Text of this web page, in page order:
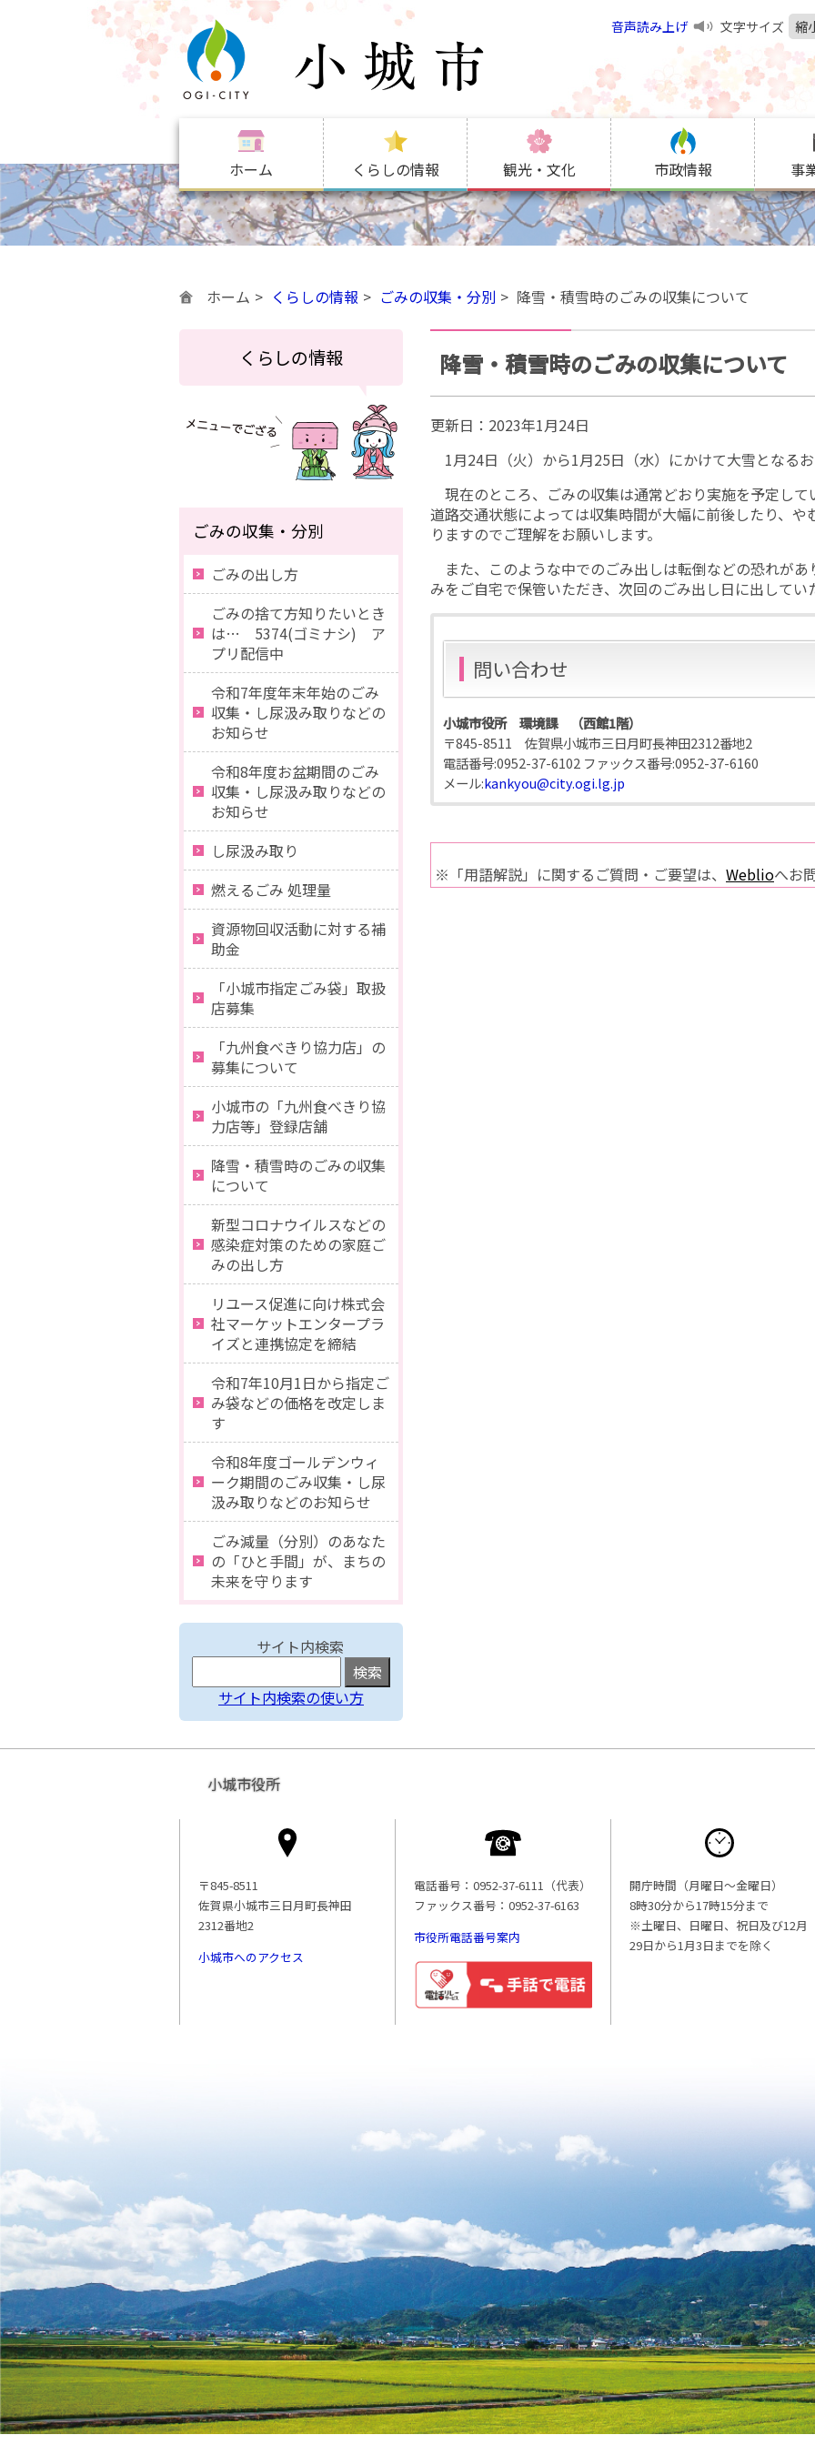
音声読み上げ 文字サイズ 縮
ホーム くらしの情報 観光・文化 市政情報 事
ホーム くらしの情報 ごみの収集・分別 降雪・積雪時のごみの収集について
降雪・積雪時のごみの収集について
更新日： 2023年1月24日
1月24日（火）から1月25日（水）にかけて大雪となるお
現在のところ、ごみの収集は通常どおり実施を予定し
道路交通状態によっては収集時間が大幅に前後したり、
りますのでご理解をお願いします。
また、このような中でのごみ出しは転倒などの恐れがあ
みをご自宅で保管いただき、次回のごみ出し日に出してい
問い合わせ
小城市役所 環境課 （西館1階）
〒845-8511 佐賀県小城市三日月町長神田2312番地2
電話番号:0952-37-6102 ファックス番号:0952-37-6160
メール:kankyou@city.ogi.lg.jp
※「用語解説」に関するご質問・ご要望は、 Weblioへお
くらしの情報
ごみの収集・分別
ごみの出し方
ごみの捨て方知りたいとき
は… 5374(ゴミナシ) ア
プリ配信中
令和7年度年末年始のごみ
収集・し尿汲み取りなどの
お知らせ
令和8年度お盆期間のごみ
収集・し尿汲み取りなどの
お知らせ
し尿汲み取り
燃えるごみ 処理量
資源物回収活動に対する補
助金
「小城市指定ごみ袋」取扱
店募集
「九州食べきり協力店」の
募集について
小城市の「九州食べきり協
力店等」登録店舗
降雪・積雪時のごみの収集
について
新型コロナウイルスなどの
感染症対策のための家庭ご
みの出し方
リユース促進に向け株式会
社マーケットエンタープラ
イズと連携協定を締結
令和7年10月1日から指定ご
み袋などの価格を改定しま
す
令和8年度ゴールデンウィ
ーク期間のごみ収集・し尿
汲み取りなどのお知らせ
ごみ減量（分別）のあなた
の「ひと手間」が、まちの
未来を守ります
サイト内検索
サイト内検索の使い方
小城市役所
〒845-8511
佐賀県小城市三日月町長神田
2312番地2
小城市へのアクセス
電話番号：0952-37-6111（代表）
ファックス番号：0952-37-6163
市役所電話番号案内
開庁時間（月曜日〜金曜日）
8時30分から17時15分まで
※土曜日、日曜日、祝日及び12月
29日から1月3日までを除く